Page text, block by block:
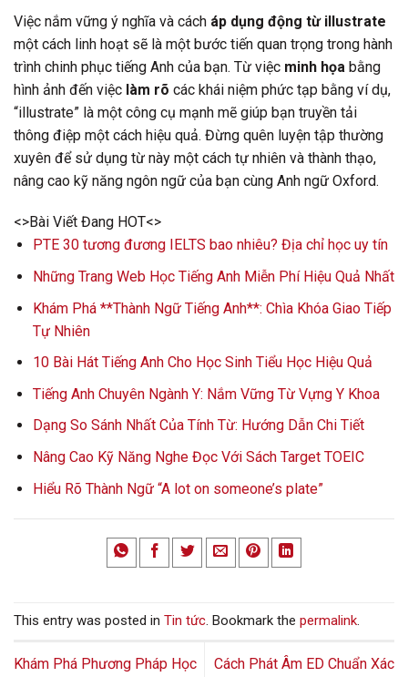
Việc nắm vững ý nghĩa và cách áp dụng động từ illustrate
một cách linh hoạt sẽ là một bước tiến quan trọng trong hành
trình chinh phục tiếng Anh của bạn. Từ việc minh họa bằng
hình ảnh đến việc làm rõ các khái niệm phức tạp bằng ví dụ,
“illustrate” là một công cụ mạnh mẽ giúp bạn truyền tải
thông điệp một cách hiệu quả. Đừng quên luyện tập thường
xuyên để sử dụng từ này một cách tự nhiên và thành thạo,
nâng cao kỹ năng ngôn ngữ của bạn cùng Anh ngữ Oxford.
<>Bài Viết Đang HOT<>
PTE 30 tương đương IELTS bao nhiêu? Địa chỉ học uy tín
Những Trang Web Học Tiếng Anh Miễn Phí Hiệu Quả Nhất
Khám Phá **Thành Ngữ Tiếng Anh**: Chìa Khóa Giao Tiếp
Tự Nhiên
10 Bài Hát Tiếng Anh Cho Học Sinh Tiểu Học Hiệu Quả
Tiếng Anh Chuyên Ngành Y: Nắm Vững Từ Vựng Y Khoa
Dạng So Sánh Nhất Của Tính Từ: Hướng Dẫn Chi Tiết
Nâng Cao Kỹ Năng Nghe Đọc Với Sách Target TOEIC
Hiểu Rõ Thành Ngữ “A lot on someone’s plate”
This entry was posted in Tin tức. Bookmark the permalink.
Khám Phá Phương Pháp Học
Cách Phát Âm ED Chuẩn Xác